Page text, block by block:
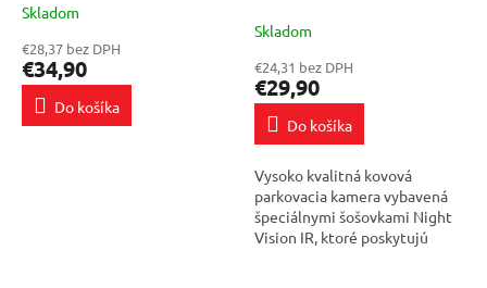
Priemerné
produktu
je
5,0
Skladom
€28,37 bez DPH
€34,90
Do košíka
Fisheye Night Vision
Skladom
€24,31 bez DPH
€29,90
Do košíka
Vysoko kvalitná kovová
parkovacia kamera vybavená
špeciálnymi šošovkami Night
Vision IR, ktoré poskytujú